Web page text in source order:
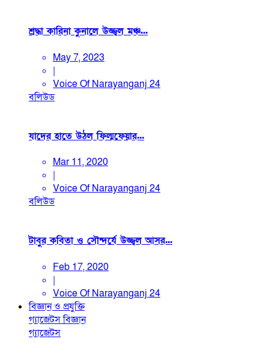
শ্রদ্ধা কারিনা কুনালে উজ্জ্বল মঞ্চ...
May 7, 2023
|
Voice Of Narayanganj 24
বলিউড
যাদের হাতে উঠল ফিল্মফেয়ার...
Mar 11, 2020
|
Voice Of Narayanganj 24
বলিউড
টাবুর কবিতা ও সৌন্দর্যে উজ্জ্বল আসর...
Feb 17, 2020
|
Voice Of Narayanganj 24
বিজ্ঞান ও প্রযুক্তি
গ্যাজেটসবিজ্ঞান
গ্যাজেটস